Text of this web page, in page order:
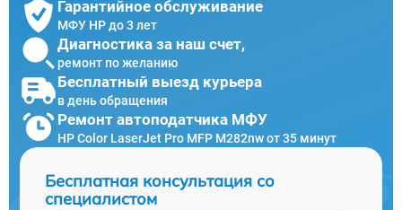
Гарантийное обслуживание
МФУ HP до 3 лет
Диагностика за наш счет,
ремонт по желанию
Бесплатный выезд курьера
в день обращения
Ремонт автоподатчика МФУ
HP Color LaserJet Pro MFP M282nw от 35 минут
Бесплатная консультация со
специалистом